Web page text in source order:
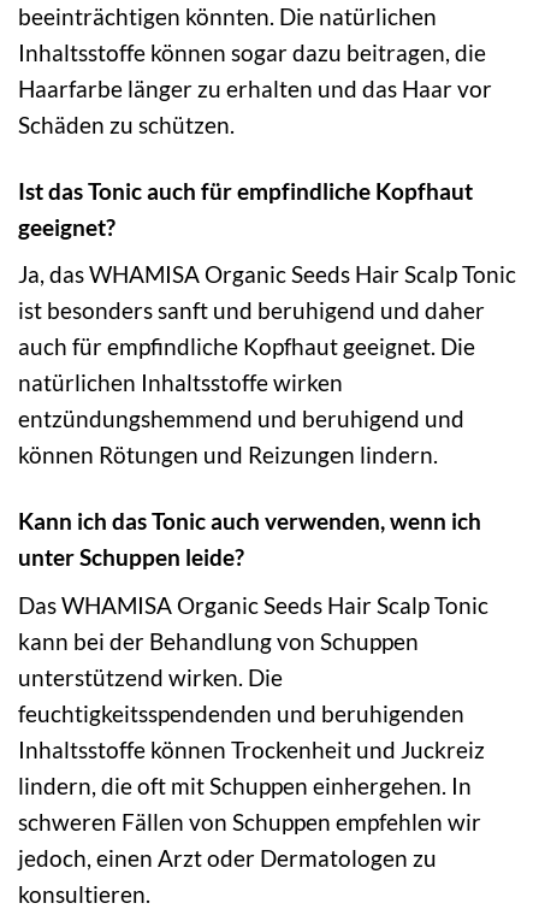
beeinträchtigen könnten. Die natürlichen
Inhaltsstoffe können sogar dazu beitragen, die
Haarfarbe länger zu erhalten und das Haar vor
Schäden zu schützen.
Ist das Tonic auch für empfindliche Kopfhaut
geeignet?
Ja, das WHAMISA Organic Seeds Hair Scalp Tonic
ist besonders sanft und beruhigend und daher
auch für empfindliche Kopfhaut geeignet. Die
natürlichen Inhaltsstoffe wirken
entzündungshemmend und beruhigend und
können Rötungen und Reizungen lindern.
Kann ich das Tonic auch verwenden, wenn ich
unter Schuppen leide?
Das WHAMISA Organic Seeds Hair Scalp Tonic
kann bei der Behandlung von Schuppen
unterstützend wirken. Die
feuchtigkeitsspendenden und beruhigenden
Inhaltsstoffe können Trockenheit und Juckreiz
lindern, die oft mit Schuppen einhergehen. In
schweren Fällen von Schuppen empfehlen wir
jedoch, einen Arzt oder Dermatologen zu
konsultieren.